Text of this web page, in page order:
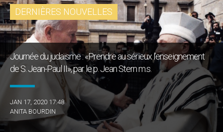
DERNIÈRES NOUVELLES
Journée du judaïsme : «Prendre au sérieux l’enseignement
de S. Jean-Paul II», par le p. Jean Stern m.s.
JAN 17, 2020 17:48
ANITA BOURDIN